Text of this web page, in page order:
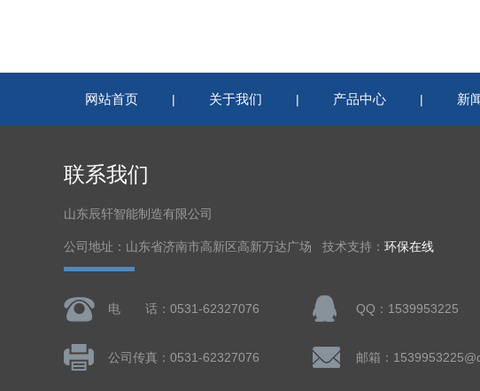
网站首页 | 关于我们 | 产品中心 | 新
联系我们
山东辰轩智能制造有限公司
公司地址：山东省济南市高新区高新万达广场 技术支持： 环保在线
电 话：0531-62327076 QQ：1539953225
公司传真：0531-62327076 邮箱：